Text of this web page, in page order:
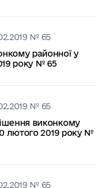
№ 65
районної у
року № 65
№ 65
виконкому
лютого 2019 року №
№ 65